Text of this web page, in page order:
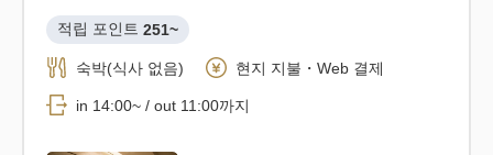
적립 포인트 251~
숙박(식사 없음) 현지 지불・Web 결제
in 14:00~ / out 11:00까지